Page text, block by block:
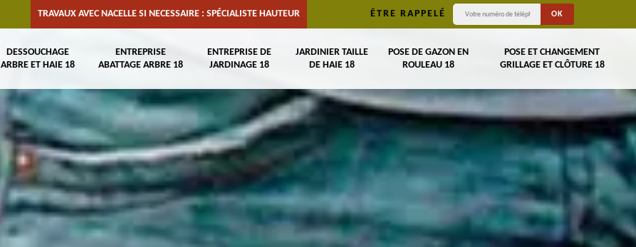
TRAVAUX AVEC NACELLE SI NECESSAIRE : SPÉCIALISTE HAUTEUR ÊTRE RAPPELÉ
DESSOUCHAGE
ARBRE ET HAIE 18
ENTREPRISE
ABATTAGE ARBRE 18
ENTREPRISE DE
JARDINAGE 18
JARDINIER TAILLE
DE HAIE 18
POSE DE GAZON EN
ROULEAU 18
POSE ET CHANGEMENT
GRILLAGE ET CLÔTURE 18